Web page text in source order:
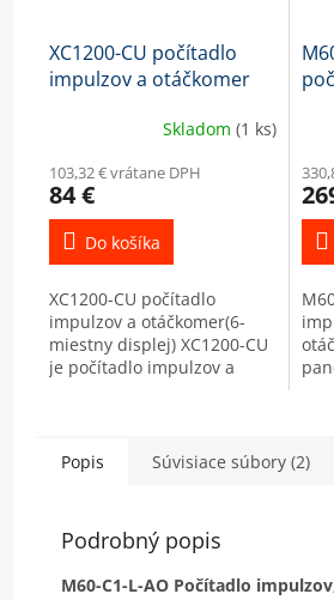
XC1200-CU počítadlo
impulzov a otáčkomer
Skladom (1 ks)
103,32 € vrátane DPH
84 €
Do košíka
XC1200-CU počítadlo
impulzov a otáčkomer(6-
miestny displej) XC1200-CU
je počítadlo impulzov a
Popis Súvisiace súbory (2)
Podrobný popis
M60-C1-L-AO Počítadlo